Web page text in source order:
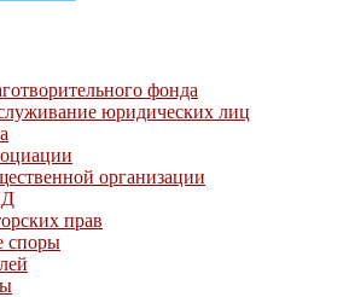
фонда
юридических лиц
организации
прав
споры